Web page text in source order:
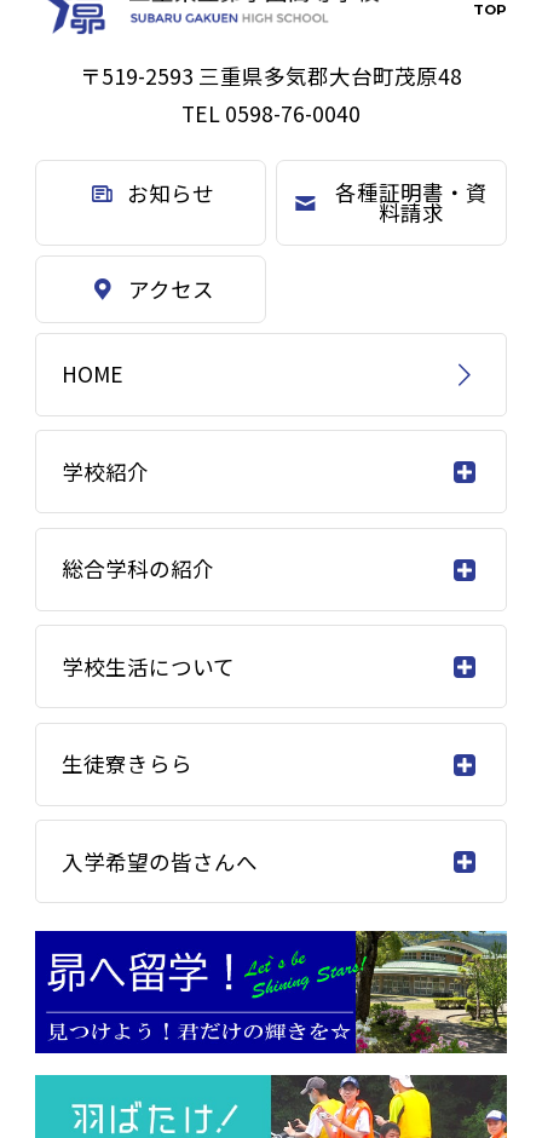
TOP
〒519-2593 三重県多気郡大台町茂原48
TEL 0598-76-0040
お知らせ 各種証明書・資
料請求
アクセス
HOME
学校紹介
総合学科の紹介
学校生活について
生徒寮きらら
入学希望の皆さんへ